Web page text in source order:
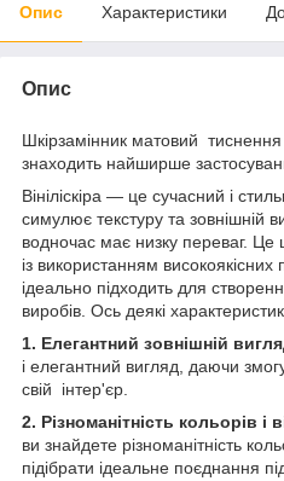
Опис Характеристики
Опис
Шкірзамінник матовий
знаходить найширше
Вініліскіра — це сучасний і
симулює текстуру та зовнішній
водночас має низку переваг. Це
із використанням
ідеально підходить для
виробів. Ось деякі
1. Елегантний зовнішній
і елегантний вигляд, даючи
свій інтер'єр.
2. Різноманітність кольорів і
ви знайдете різноманітність
підібрати ідеальне поєднання